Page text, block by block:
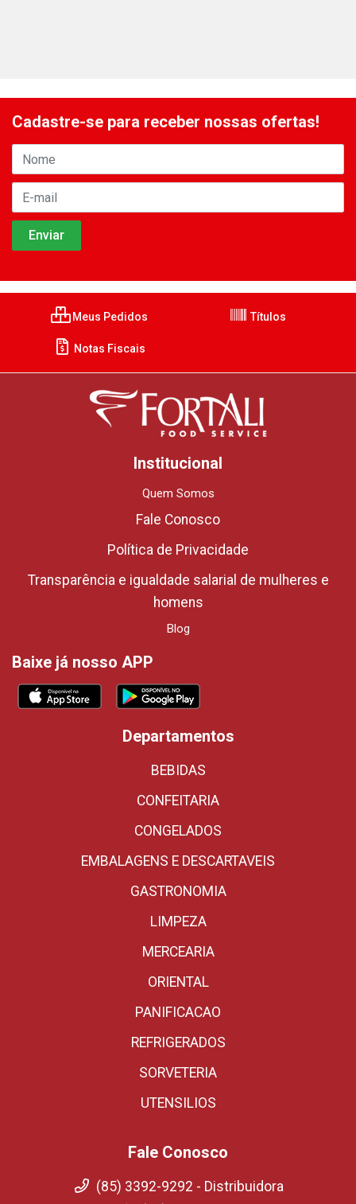
Cadastre-se para receber nossas ofertas!
Meus Pedidos Títulos
Notas Fiscais
Institucional
Quem Somos
Fale Conosco
Política de Privacidade
Transparência e igualdade salarial de mulheres e
homens
Blog
Baixe já nosso APP
Departamentos
BEBIDAS
CONFEITARIA
CONGELADOS
EMBALAGENS E DESCARTAVEIS
GASTRONOMIA
LIMPEZA
MERCEARIA
ORIENTAL
PANIFICACAO
REFRIGERADOS
SORVETERIA
UTENSILIOS
Fale Conosco
(85) 3392-9292 - Distribuidora